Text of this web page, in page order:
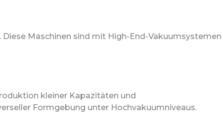
Maschinen sind mit High-End-Vakuumsystemen
kleiner Kapazitäten und
Formgebung unter Hochvakuumniveaus.